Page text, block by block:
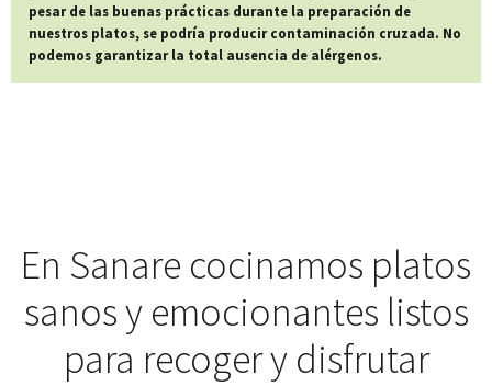
pesar de las buenas prácticas durante la preparación de
nuestros platos, se podría producir contaminación cruzada. No
podemos garantizar la total ausencia de alérgenos.
En Sanare cocinamos platos
sanos y emocionantes listos
para recoger y disfrutar